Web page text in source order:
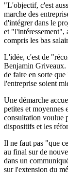
"L'objectif, c'est
marche des
d'intégrer dans le
et "l'intéressement",
compris les bas
L'idée, c'est de
Benjamin Griveaux.
de faire en sorte
l'entreprise soient
Une démarche
petites et moyennes
consultation voulue
dispositifs et les
Il ne faut pas "que
au final sur de
dans un
sur l'extension du